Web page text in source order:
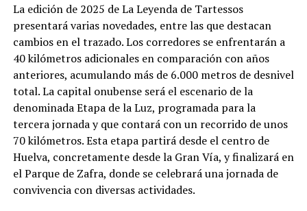
La edición de 2025 de La Leyenda de Tartessos
presentará varias novedades, entre las que destacan
cambios en el trazado. Los corredores se enfrentarán a
40 kilómetros adicionales en comparación con años
anteriores, acumulando más de 6.000 metros de desnivel
total. La capital onubense será el escenario de la
denominada Etapa de la Luz, programada para la
tercera jornada y que contará con un recorrido de unos
70 kilómetros. Esta etapa partirá desde el centro de
Huelva, concretamente desde la Gran Vía, y finalizará en
el Parque de Zafra, donde se celebrará una jornada de
convivencia con diversas actividades.